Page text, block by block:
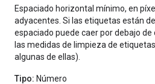
Espaciado horizontal mínimo, en
adyacentes. Si las etiquetas están
espaciado puede caer por debajo
las medidas de limpieza de
algunas de ellas).
Tipo: Número